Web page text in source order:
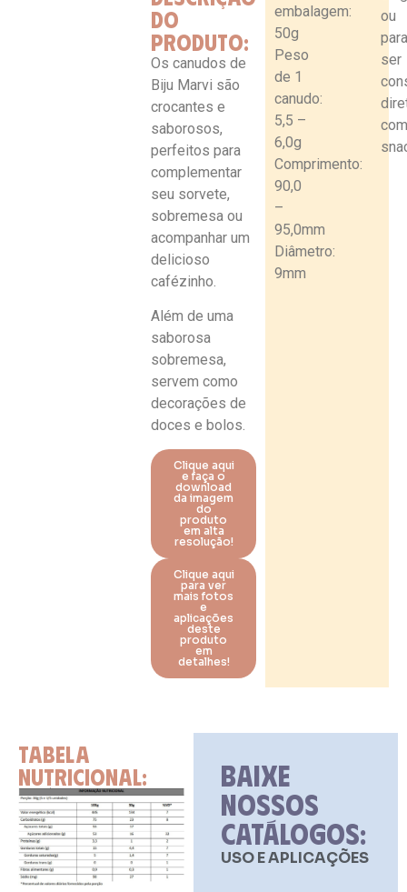
DO
PRODUTO:
Os canudos de
Biju Marvi são
crocantes e
saborosos,
perfeitos para
complementar
seu sorvete,
sobremesa ou
acompanhar um
delicioso
cafézinho.
Além de uma
saborosa
sobremesa,
servem como
decorações de
doces e bolos.
Clique aqui
e faça o
download
da imagem
do
produto
em alta
resolução!
Clique aqui
para ver
mais fotos
e
aplicações
deste
produto
em
detalhes!
embalagem:
50g
Peso
de 1
canudo:
5,5 –
6,0g
Comprimento:
90,0
–
95,0mm
Diâmetro:
9mm
ou
ser
BAIXE
NOSSOS
CATÁLOGOS:
USO E APLICAÇÕES
TABELA
NUTRICIONAL: